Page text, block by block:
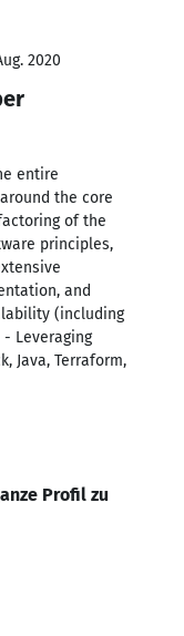
2020
entire
the core
of the
principles,
and
(including
- Leveraging
Java, Terraform,
Profil zu